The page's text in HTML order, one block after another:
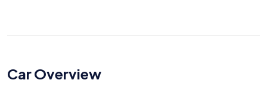
Car Overview